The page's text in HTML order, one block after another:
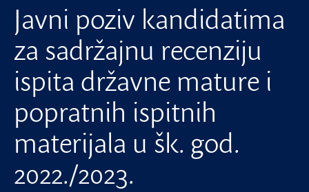
Javni poziv kandidatima
za sadržajnu recenziju
ispita državne mature i
popratnih ispitnih
materijala u šk. god.
2022./2023.